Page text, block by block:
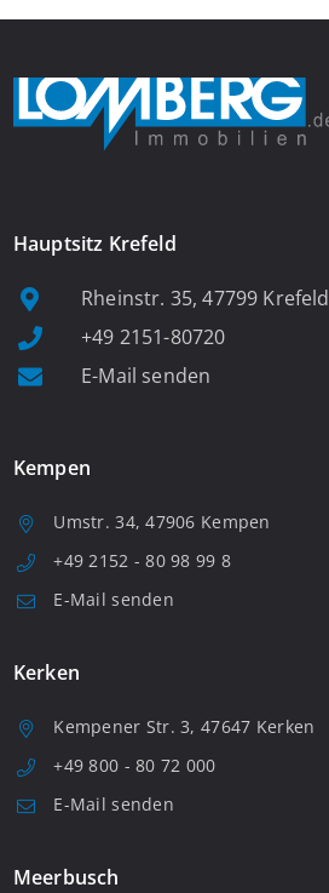
Hauptsitz Krefeld
Rheinstr. 35, 47799 Krefeld
+49 2151-80720
E-Mail senden
Kempen
Umstr. 34, 47906 Kempen
+49 2152 - 80 98 99 8
E-Mail senden
Kerken
Kempener Str. 3, 47647 Kerken
+49 800 - 80 72 000
E-Mail senden
Meerbusch